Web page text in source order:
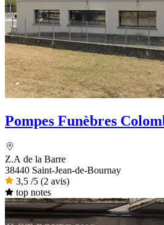
Pompes Funèbres
Z.A de la Barre
38440 Saint-Jean-de-Bournay
3,5 /5 (2 avis)
top notes